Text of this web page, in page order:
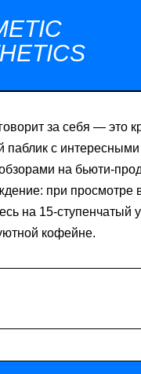
за себя — это
паблик с интересными
на бьюти-
при просмотре
на 15-ступенчатый
кофейне.